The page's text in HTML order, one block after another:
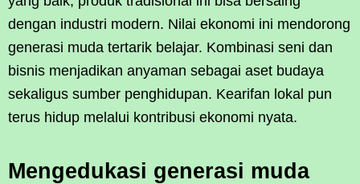
dengan industri modern. Nilai ekonomi ini mendorong
generasi muda tertarik belajar. Kombinasi seni dan
bisnis menjadikan anyaman sebagai aset budaya
sekaligus sumber penghidupan. Kearifan lokal pun
terus hidup melalui kontribusi ekonomi nyata.
Mengedukasi generasi muda